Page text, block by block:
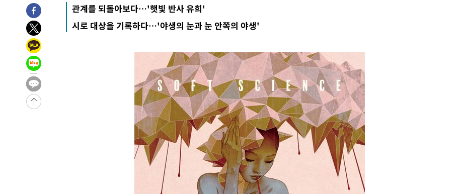
10시간 전 >
[속보]뉴욕증시 상승 마감…S&P 0.6% 나스닥 1.3%↑
-20804초 전 >
이란 "호르무즈 재개방 합의 근접…美 배상 선행돼야"
-11851초 전 >
[속보]與최고위원 제주·인천 순회경선…박선원·최민희·서미화·
한민수·김용 순
-11804초 전 >
청래 44.56%
-11086초 전 >
[속보]與 대표 경선 제주·인천 당원투표…金 47.75%·鄭
42.08%·宋 10.17%
-10620초 전 >
이강인 "아틀레티코 이적 기뻐…등번호 7번 의미보단 팀 위해 뛸
것"
-10555초 전 >
[속보]與 당대표 경선, 제주·인천 권리당원 투표 김민석 승리
-4329초 전 >
낮 최고 35도 '무더위'…동해안 시간당 30㎜ '강한 비'[내일날씨]
[속보]이강인 "감독님이 원하는 마음 느꼈고, 많은 트로피 원해 아틀
수도권 40도 육박 '펄펄'…동해안 일부 지역엔 호의주의보
온열질환 사망자 3명 늘어…누적 환자 3000명 돌파
강릉에 시간당 81.4㎜ 물폭탄…도로 잠기고 담벼락 붕괴
백운산서 80년근 천종산삼 9뿌리 발견…감정가 1.3억원
선재도서 해루질 나섰다 실종 60대, 닷새 만에 숨진 채 발견
관계를 되돌아보다…'햇빛 반사 유희'
시로 대상을 기록하다…'야생의 눈과 눈 안쪽의 야생'